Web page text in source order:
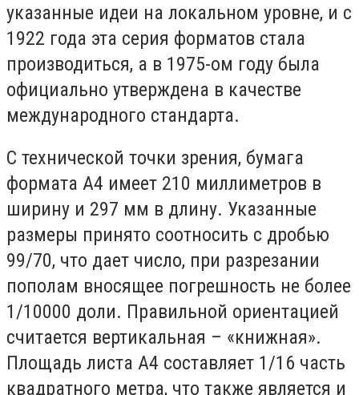
указанные идеи на локальном уровне, и с
1922 года эта серия форматов стала
производиться, а в 1975-ом году была
официально утверждена в качестве
международного стандарта.
С технической точки зрения, бумага
формата А4 имеет 210 миллиметров в
ширину и 297 мм в длину. Указанные
размеры принято соотносить с дробью
99/70, что дает число, при разрезании
пополам вносящее погрешность не более
1/10000 доли. Правильной ориентацией
считается вертикальная – «книжная».
Площадь листа А4 составляет 1/16 часть
квадратного метра, что также является и